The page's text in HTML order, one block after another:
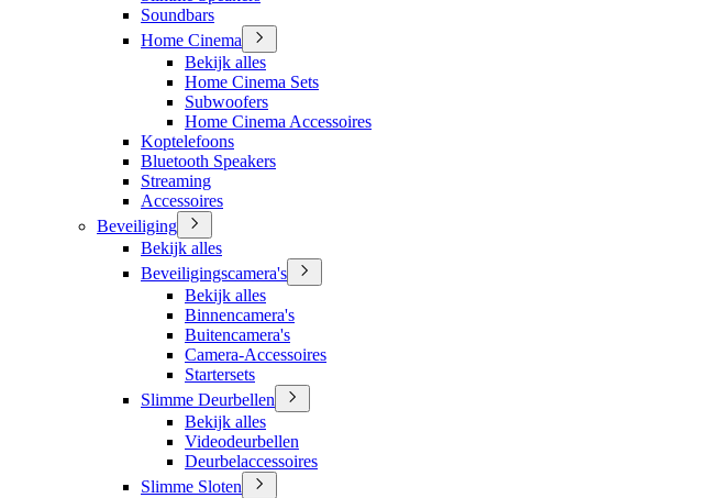
Soundbars
Home Cinema
Bekijk alles
Home Cinema Sets
Subwoofers
Home Cinema Accessoires
Koptelefoons
Bluetooth Speakers
Streaming
Accessoires
Beveiliging
Bekijk alles
Beveiligingscamera's
Bekijk alles
Binnencamera's
Buitencamera's
Camera-Accessoires
Startersets
Slimme Deurbellen
Bekijk alles
Videodeurbellen
Deurbelaccessoires
Slimme Sloten